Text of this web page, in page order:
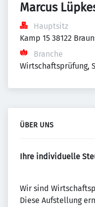
Marcus
Hauptsitz
Kamp 15 38122
Branche
Wirtschaftsprüfung,
ÜBER UNS
Ihre individuelle
Wir sind
Diese Aufstellung